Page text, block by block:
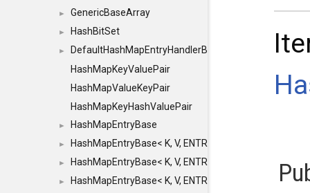
► GenericBaseArray
► HashBitSet
►
DefaultHashMapEntryHandlerBase
HashMapKeyValuePair
HashMapValueKeyPair
HashMapKeyHashValuePair
► HashMapEntryBase
► HashMapEntryBase< K, V, ENTRY_HANDLER,
► HashMapEntryBase< K, V, ENTRY_HANDLER,
► HashMapEntryBase< K, V, ENTRY_HANDLER,